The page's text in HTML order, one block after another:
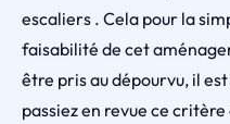
escaliers . Cela pour la
faisabilité de cet
être pris au dépourvu, il
passiez en revue ce